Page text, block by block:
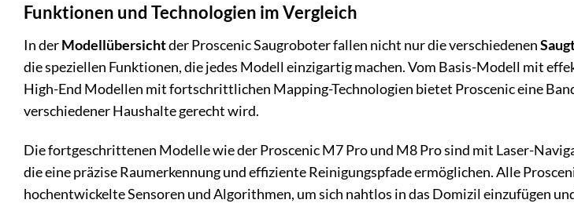
Funktionen und Technologien im Vergleich
In derModellübersichtder Proscenic Saugroboter fallen nicht nur die verschiedenen
die speziellen Funktionen, die jedes Modell einzigartig machen. Vom Basis-Modell mit
High-End Modellen mit fortschrittlichen Mapping-Technologien bietet Proscenic eine
verschiedener Haushalte gerecht wird.
Die fortgeschrittenen Modelle wie der Proscenic M7 Pro und M8 Pro sind mit Laser-
die eine präzise Raumerkennung und effiziente Reinigungspfade ermöglichen. Alle
hochentwickelte Sensoren und Algorithmen, um sich nahtlos in das Domizil einzufügen